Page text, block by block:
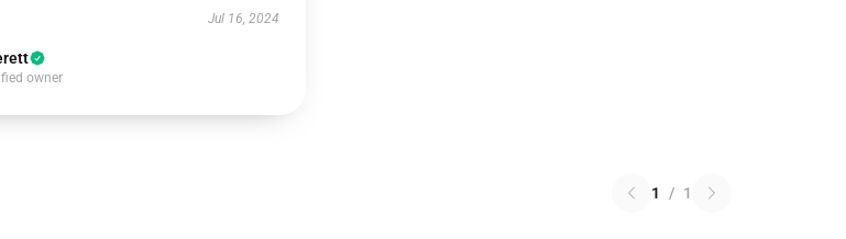
Jul 16, 2024
owner
1 / 1